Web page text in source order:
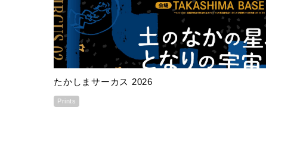
たかしまサーカス 2026
Prints